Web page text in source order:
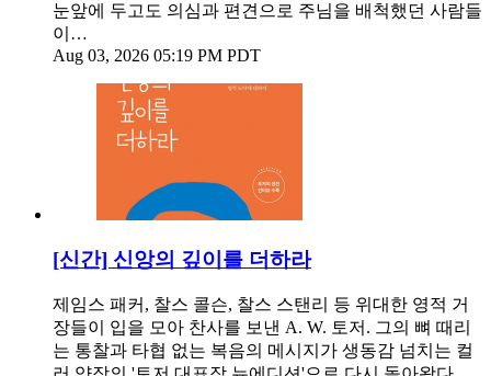
눈앞에 두고도 의심과 편견으로 주님을 배척했던 사람들
이…
Aug 03, 2026 05:19 PM PDT
[신간] 신앙의 깊이를 더하라
제임스 패커, 찰스 콜슨, 찰스 스탠리 등 위대한 영적 거
장들이 입을 모아 찬사를 보낸 A. W. 토저. 그의 뼈 때리
는 통찰과 타협 없는 복음의 메시지가 생동감 넘치는 컬